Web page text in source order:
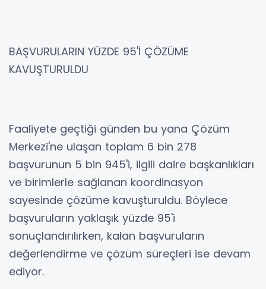
BAŞVURULARIN YÜZDE 95'İ ÇÖZÜME
KAVUŞTURULDU
Faaliyete geçtiği günden bu yana Çözüm
Merkezi'ne ulaşan toplam 6 bin 278
başvurunun 5 bin 945'i, ilgili daire başkanlıkları
ve birimlerle sağlanan koordinasyon
sayesinde çözüme kavuşturuldu. Böylece
başvuruların yaklaşık yüzde 95'i
sonuçlandırılırken, kalan başvuruların
değerlendirme ve çözüm süreçleri ise devam
ediyor.